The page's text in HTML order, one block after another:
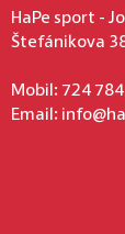
HaPe sport -
Štefánikova
Mobil: 724
Email: